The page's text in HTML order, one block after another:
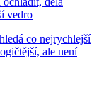
vedro
co nejrychlejší
ale není